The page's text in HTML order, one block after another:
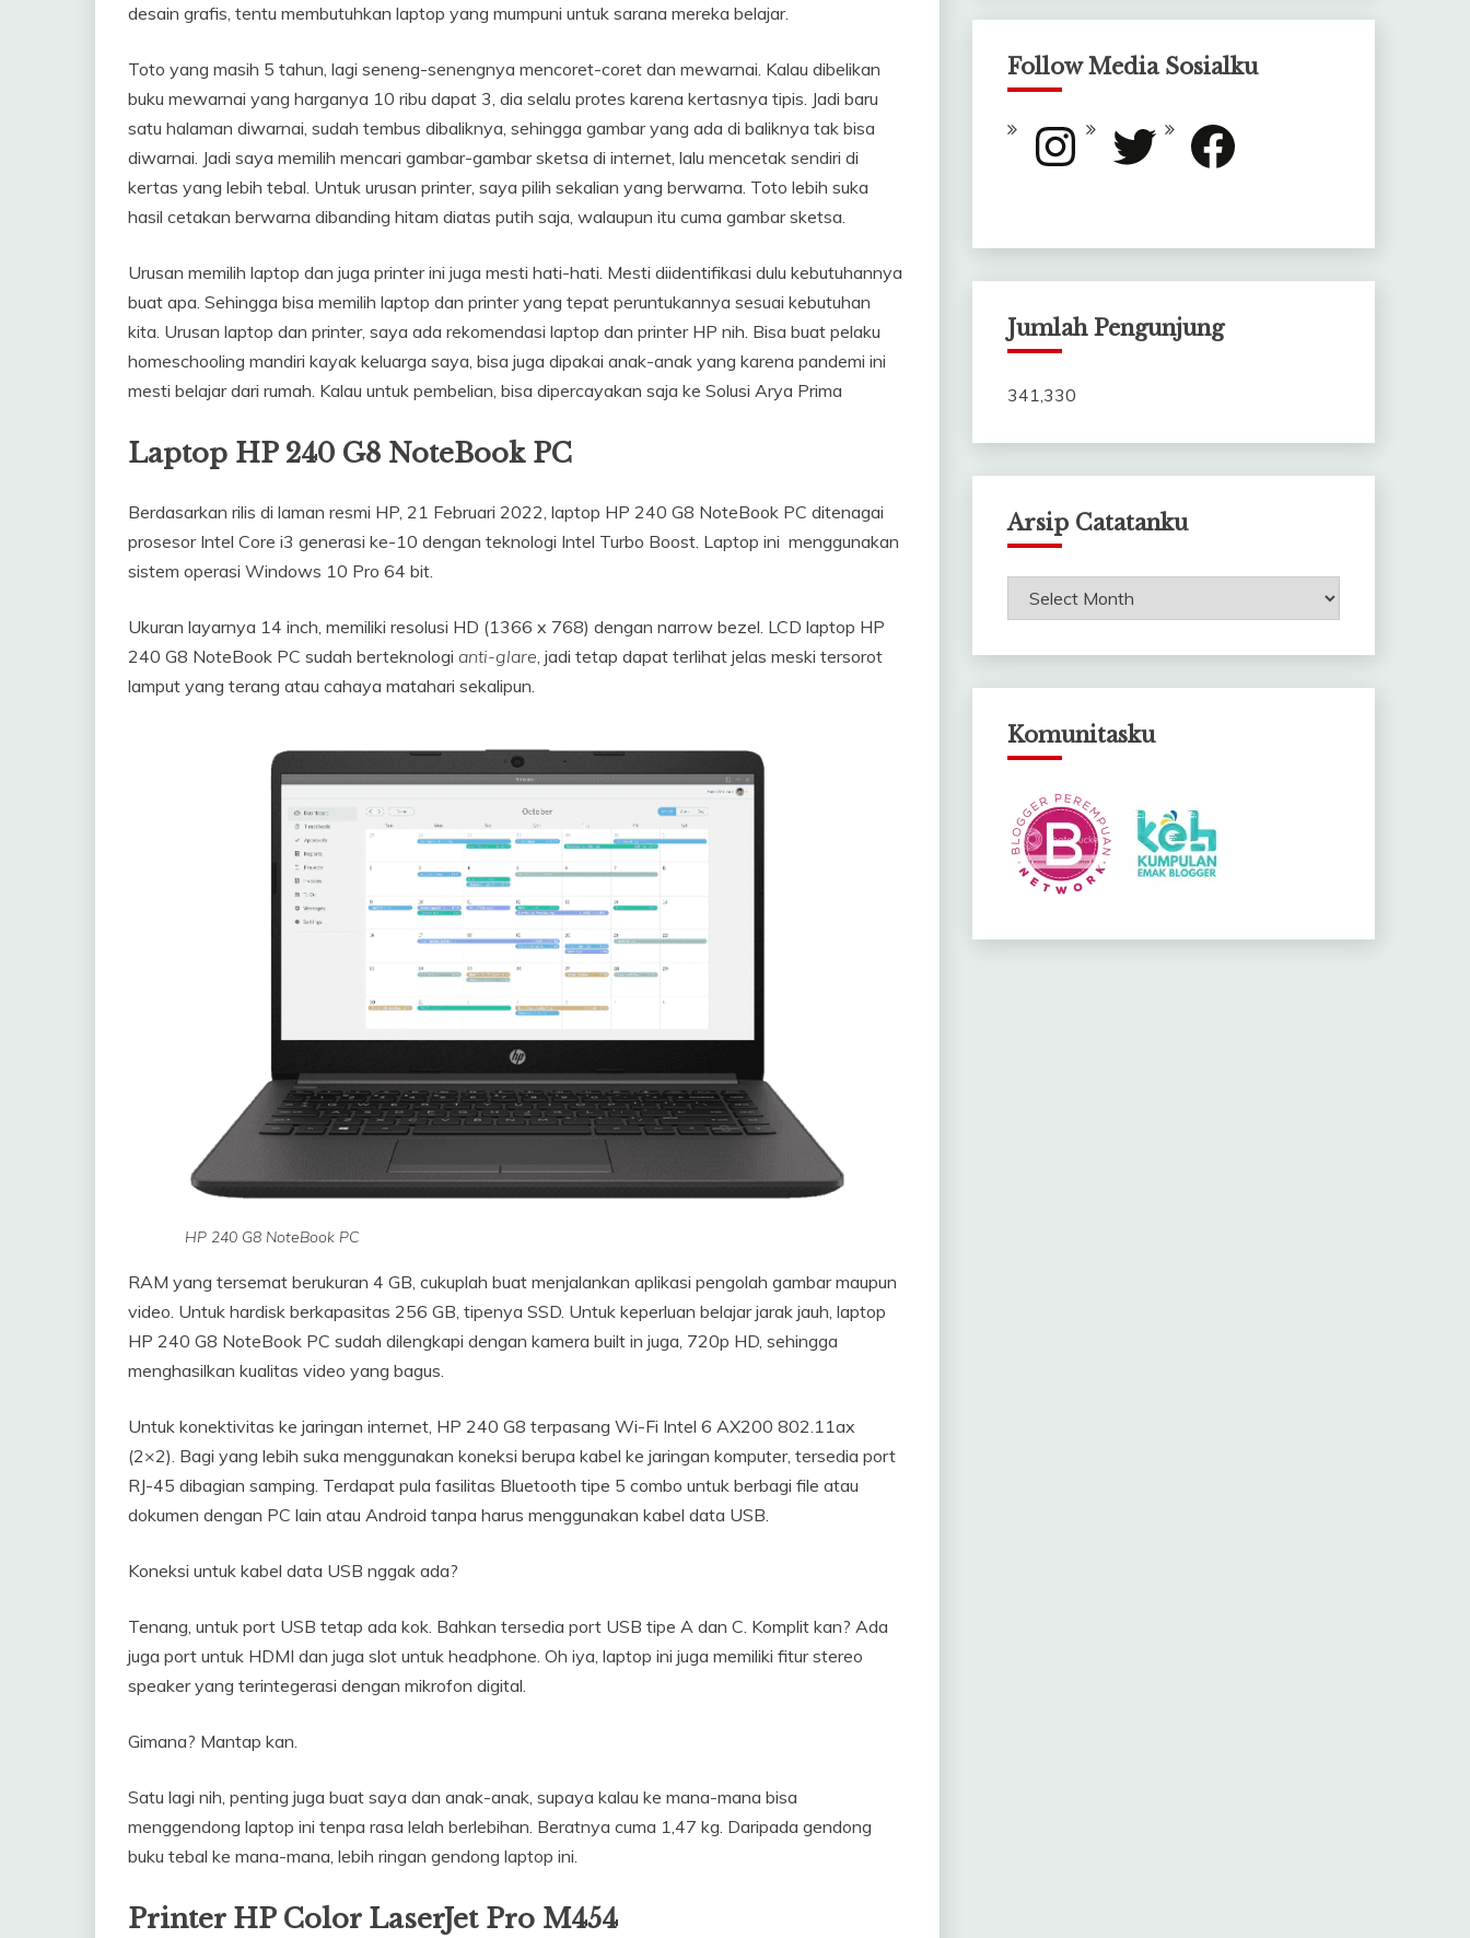
desain grafis, tentu membutuhkan laptop yang mumpuni untuk sarana mereka belajar.
Toto yang masih 5 tahun, lagi seneng-senengnya mencoret-coret dan mewarnai. Kalau dibelikan
buku mewarnai yang harganya 10 ribu dapat 3, dia selalu protes karena kertasnya tipis. Jadi baru
satu halaman diwarnai, sudah tembus dibaliknya, sehingga gambar yang ada di baliknya tak bisa
diwarnai. Jadi saya memilih mencari gambar-gambar sketsa di internet, lalu mencetak sendiri di
kertas yang lebih tebal. Untuk urusan printer, saya pilih sekalian yang berwarna. Toto lebih suka
hasil cetakan berwarna dibanding hitam diatas putih saja, walaupun itu cuma gambar sketsa.
Urusan memilih laptop dan juga printer ini juga mesti hati-hati. Mesti diidentifikasi dulu kebutuhannya
buat apa. Sehingga bisa memilih laptop dan printer yang tepat peruntukannya sesuai kebutuhan
kita. Urusan laptop dan printer, saya ada rekomendasi laptop dan printer HP nih. Bisa buat pelaku
homeschooling mandiri kayak keluarga saya, bisa juga dipakai anak-anak yang karena pandemi ini
mesti belajar dari rumah. Kalau untuk pembelian, bisa dipercayakan saja ke Solusi Arya Prima
Laptop HP 240 G8 NoteBook PC
Berdasarkan rilis di laman resmi HP, 21 Februari 2022, laptop HP 240 G8 NoteBook PC ditenagai
prosesor Intel Core i3 generasi ke-10 dengan teknologi Intel Turbo Boost. Laptop ini menggunakan
sistem operasi Windows 10 Pro 64 bit.
Ukuran layarnya 14 inch, memiliki resolusi HD (1366 x 768) dengan narrow bezel. LCD laptop HP
240 G8 NoteBook PC sudah berteknologi anti-glare , jadi tetap dapat terlihat jelas meski tersorot
lamput yang terang atau cahaya matahari sekalipun.
HP 240 G8 NoteBook PC
RAM yang tersemat berukuran 4 GB, cukuplah buat menjalankan aplikasi pengolah gambar maupun
video. Untuk hardisk berkapasitas 256 GB, tipenya SSD. Untuk keperluan belajar jarak jauh, laptop
HP 240 G8 NoteBook PC sudah dilengkapi dengan kamera built in juga, 720p HD, sehingga
menghasilkan kualitas video yang bagus.
Untuk konektivitas ke jaringan internet, HP 240 G8 terpasang Wi-Fi Intel 6 AX200 802.11ax
(2×2). Bagi yang lebih suka menggunakan koneksi berupa kabel ke jaringan komputer, tersedia port
RJ-45 dibagian samping. Terdapat pula fasilitas Bluetooth tipe 5 combo untuk berbagi file atau
dokumen dengan PC lain atau Android tanpa harus menggunakan kabel data USB.
Koneksi untuk kabel data USB nggak ada?
Tenang, untuk port USB tetap ada kok. Bahkan tersedia port USB tipe A dan C. Komplit kan? Ada
juga port untuk HDMI dan juga slot untuk headphone. Oh iya, laptop ini juga memiliki fitur stereo
speaker yang terintegerasi dengan mikrofon digital.
Gimana? Mantap kan.
Satu lagi nih, penting juga buat saya dan anak-anak, supaya kalau ke mana-mana bisa
menggendong laptop ini tenpa rasa lelah berlebihan. Beratnya cuma 1,47 kg. Daripada gendong
buku tebal ke mana-mana, lebih ringan gendong laptop ini.
Printer HP Color LaserJet Pro M454
Follow Media Sosialku
Instagram Twitter Facebook
Jumlah Pengunjung
341,330
Arsip Catatanku
Arsip
Komunitasku